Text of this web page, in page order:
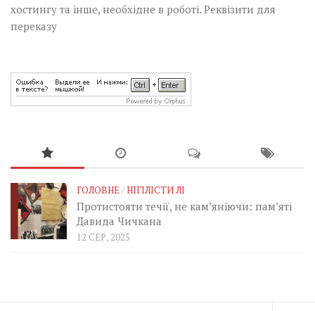
хостингу та інше, необхідне в роботі. Реквізити для
переказу
ГОЛОВНЕ/НІГІЛІСТИ ЛІ
Протистояти течії, не кам’яніючи: пам’яті
Давида Чичкана
12 СЕР, 2025